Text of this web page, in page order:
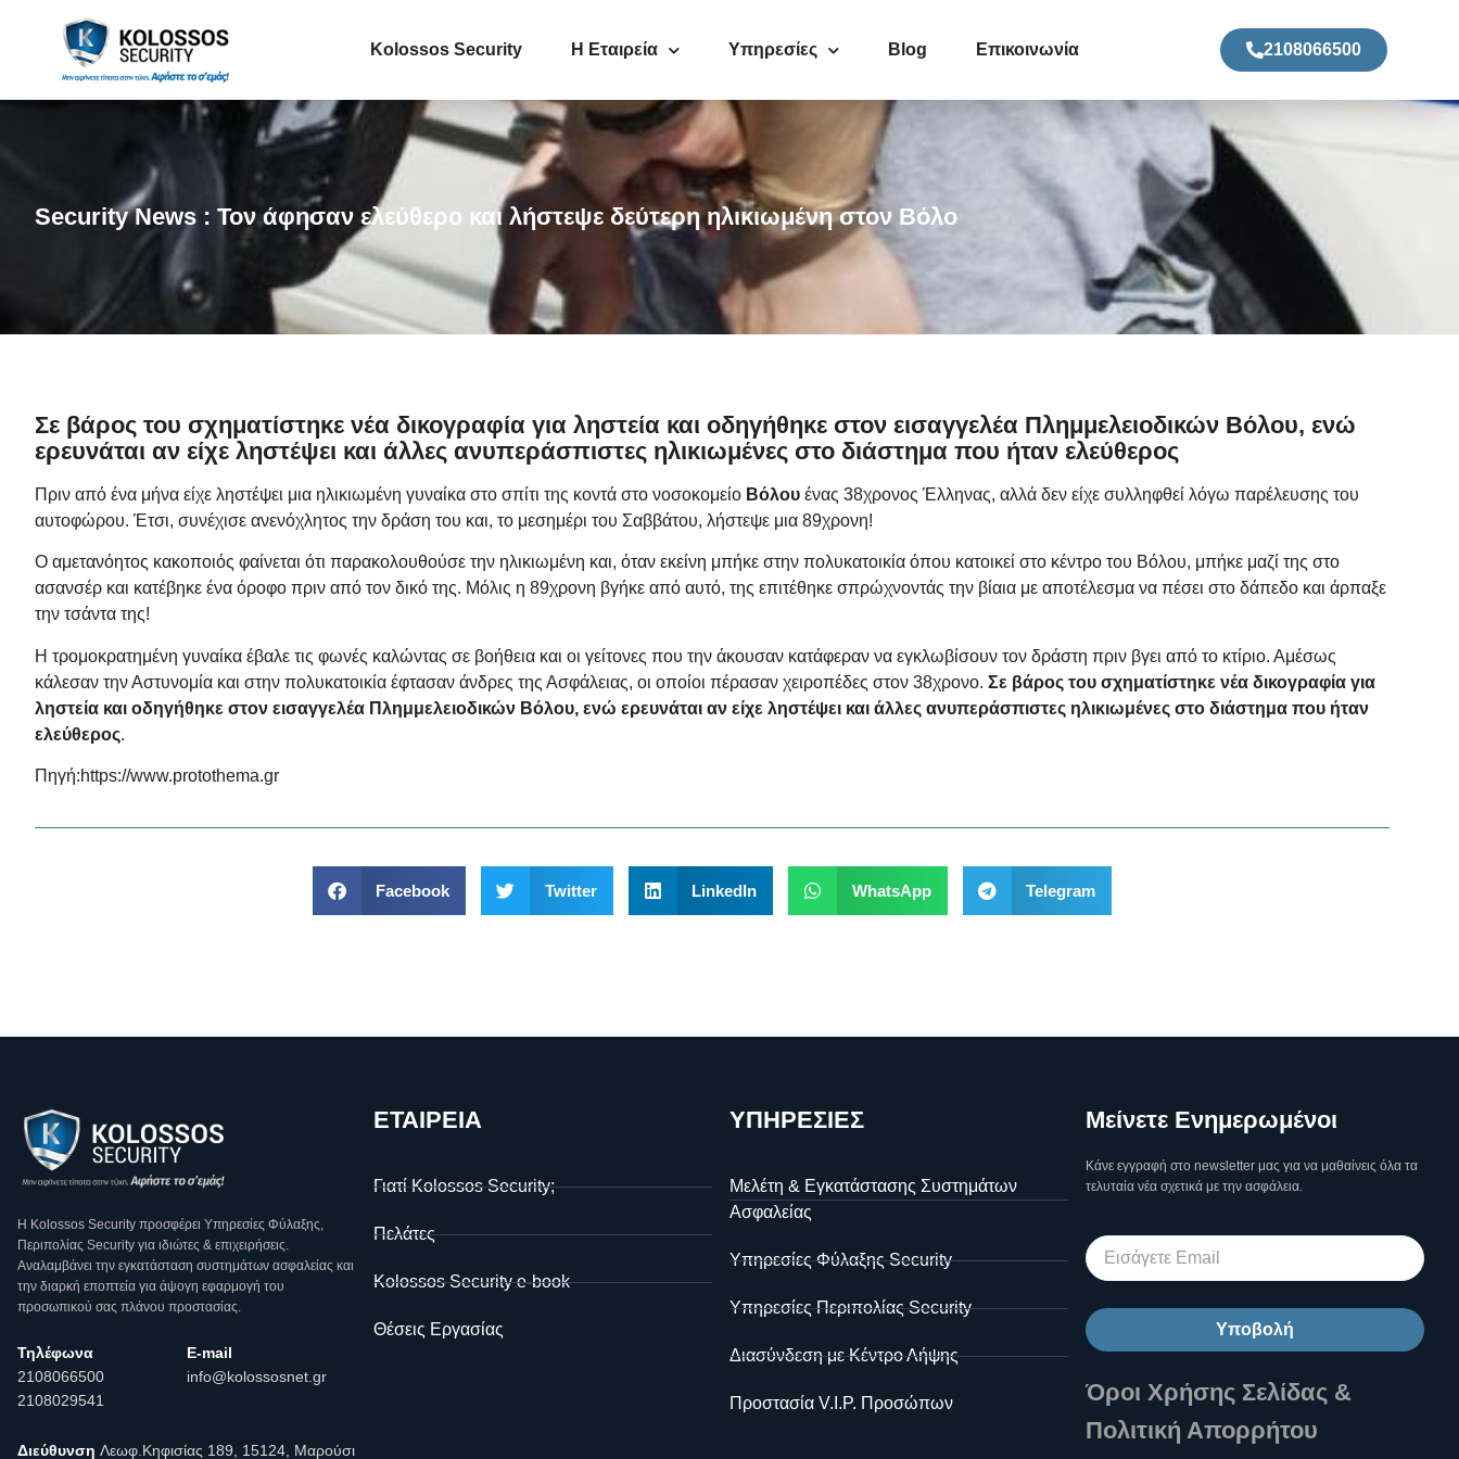
Kolossos Security Η Εταιρεία Υπηρεσίες Blog Επικοινωνία 2108066500
Security News : Τον άφησαν ελεύθερο και λήστεψε δεύτερη ηλικιωμένη στον Βόλο
Σε βάρος του σχηματίστηκε νέα δικογραφία για ληστεία και οδηγήθηκε στον εισαγγελέα Πλημμελειοδικών Βόλου, ενώ
ερευνάται αν είχε ληστέψει και άλλες ανυπεράσπιστες ηλικιωμένες στο διάστημα που ήταν ελεύθερος
Πριν από ένα μήνα είχε ληστέψει μια ηλικιωμένη γυναίκα στο σπίτι της κοντά στο νοσοκομείο Βόλου ένας 38χρονος Έλληνας, αλλά δεν είχε συλληφθεί λόγω παρέλευσης του
αυτοφώρου. Έτσι, συνέχισε ανενόχλητος την δράση του και, το μεσημέρι του Σαββάτου, λήστεψε μια 89χρονη!
Ο αμετανόητος κακοποιός φαίνεται ότι παρακολουθούσε την ηλικιωμένη και, όταν εκείνη μπήκε στην πολυκατοικία όπου κατοικεί στο κέντρο του Βόλου, μπήκε μαζί της στο
ασανσέρ και κατέβηκε ένα όροφο πριν από τον δικό της. Μόλις η 89χρονη βγήκε από αυτό, της επιτέθηκε σπρώχνοντάς την βίαια με αποτέλεσμα να πέσει στο δάπεδο και άρπαξε
την τσάντα της!
Η τρομοκρατημένη γυναίκα έβαλε τις φωνές καλώντας σε βοήθεια και οι γείτονες που την άκουσαν κατάφεραν να εγκλωβίσουν τον δράστη πριν βγει από το κτίριο. Αμέσως
κάλεσαν την Αστυνομία και στην πολυκατοικία έφτασαν άνδρες της Ασφάλειας, οι οποίοι πέρασαν χειροπέδες στον 38χρονο. Σε βάρος του σχηματίστηκε νέα δικογραφία για
ληστεία και οδηγήθηκε στον εισαγγελέα Πλημμελειοδικών Βόλου, ενώ ερευνάται αν είχε ληστέψει και άλλες ανυπεράσπιστες ηλικιωμένες στο διάστημα που ήταν
ελεύθερος.
Πηγή:https://www.protothema.gr
Facebook Twitter LinkedIn WhatsApp Telegram
Η Κοlossos Security προσφέρει Υπηρεσίες Φύλαξης,
Περιπολίας Security για ιδιώτες & επιχειρήσεις.
Αναλαμβάνει την εγκατάσταση συστημάτων ασφαλείας και
την διαρκή εποπτεία για άψογη εφαρμογή του
προσωπικού σας πλάνου προστασίας.
Τηλέφωνα
2108066500
2108029541
E-mail
info@kolossosnet.gr
Διεύθυνση Λεωφ.Κηφισίας 189, 15124, Μαρούσι
ΕΤΑΙΡΕΙΑ
Γιατί Kolossos Security;
Πελάτες
Kolossos Security e-book
Θέσεις Εργασίας
ΥΠΗΡΕΣΙΕΣ
Μελέτη & Εγκατάστασης Συστημάτων
Ασφαλείας
Υπηρεσίες Φύλαξης Security
Υπηρεσίες Περιπολίας Security
Διασύνδεση με Κέντρο Λήψης
Προστασία V.I.P. Προσώπων
Μείνετε Ενημερωμένοι
Κάνε εγγραφή στο newsletter μας για να μαθαίνεις όλα τα
τελυταία νέα σχετικά με την ασφάλεια.
Υποβολή
Όροι Χρήσης Σελίδας &
Πολιτική Απορρήτου